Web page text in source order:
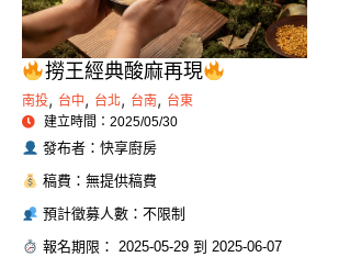
撈王經典酸麻再現
南投, 台中, 台北, 台南, 台東
建立時間：2025/05/30
發布者：快享廚房
稿費：無提供稿費
預計徵募人數：不限制
報名期限： 2025-05-29 到 2025-06-07